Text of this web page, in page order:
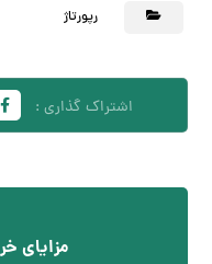
رپورتاژ
مزایای